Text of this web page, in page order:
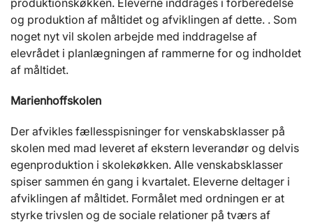
produktionskøkken. Eleverne inddrages i forberedelse
og produktion af måltidet og afviklingen af dette. . Som
noget nyt vil skolen arbejde med inddragelse af
elevrådet i planlægningen af rammerne for og indholdet
af måltidet.
Marienhoffskolen
Der afvikles fællesspisninger for venskabsklasser på
skolen med mad leveret af ekstern leverandør og delvis
egenproduktion i skolekøkken. Alle venskabsklasser
spiser sammen én gang i kvartalet. Eleverne deltager i
afviklingen af måltidet. Formålet med ordningen er at
styrke trivslen og de sociale relationer på tværs af